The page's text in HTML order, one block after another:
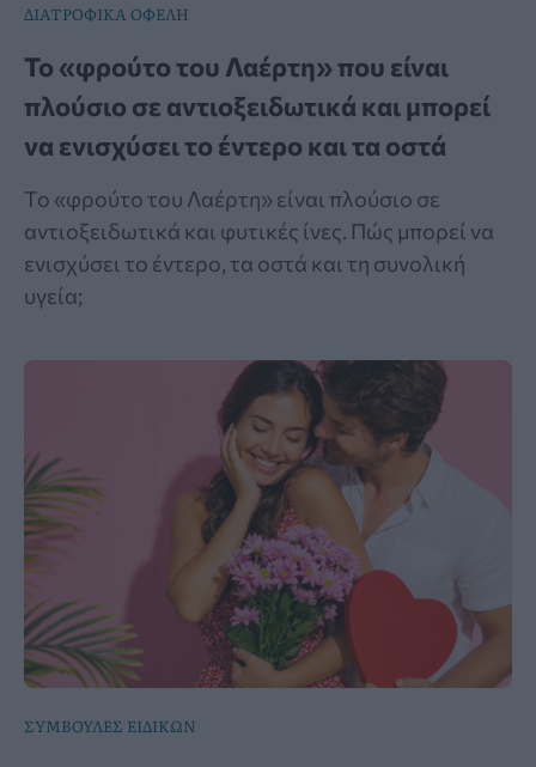
ΔΙΑΤΡΟΦΙΚΑ ΟΦΕΛΗ
Το «φρούτο του Λαέρτη» που είναι
πλούσιο σε αντιοξειδωτικά και μπορεί
να ενισχύσει το έντερο και τα οστά
Το «φρούτο του Λαέρτη» είναι πλούσιο σε
αντιοξειδωτικά και φυτικές ίνες. Πώς μπορεί να
ενισχύσει το έντερο, τα οστά και τη συνολική
υγεία;
ΣΥΜΒΟΥΛΕΣ ΕΙΔΙΚΩΝ